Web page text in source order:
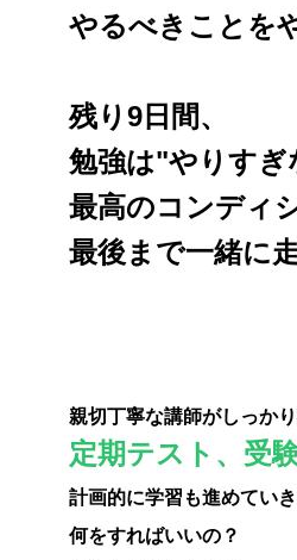
やるべきことを
残り9日間、
勉強は"やりすぎ
最高のコンディ
最後まで一緒に
親切丁寧な講師がしっか
定期テスト、受
計画的に学習も進めていき
何をすればいいの？